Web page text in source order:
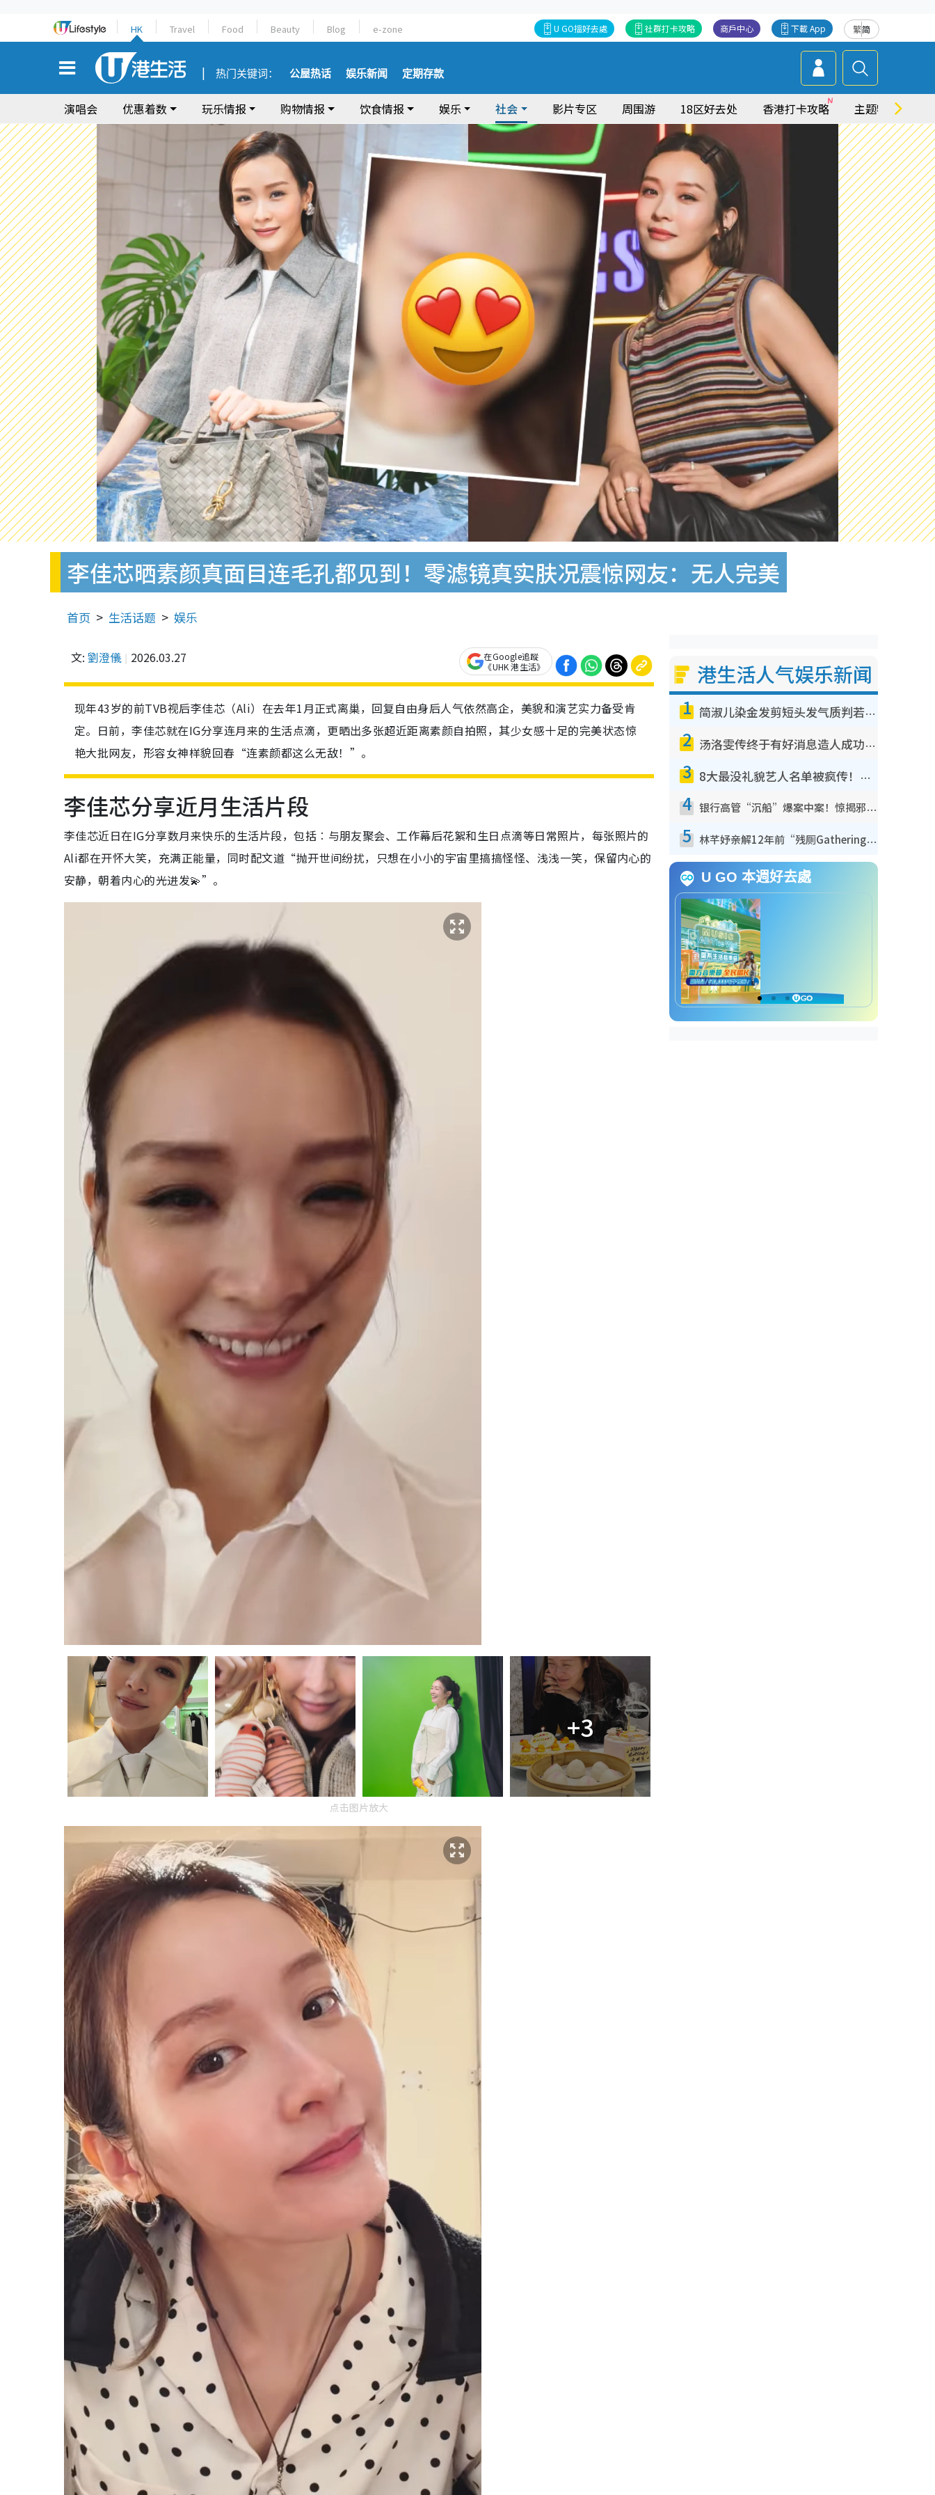
HK Travel Food Beauty Blog e-zone 繁简
下載 App
商戶中心
社群打卡攻略
U GO搵好去處
热门关键词： 公屋热话 娱乐新闻 定期存款
演唱会 优惠着数 玩乐情报 购物情报 饮食情报 娱乐 社会 影片专区 周围游 18区好去处 香港打卡攻略 主题特集
李佳芯晒素颜真面目连毛孔都见到！零滤镜真实肤况震惊网友：无人完美
首页 生活话题 娱乐
文: 劉澄儀 2026.03.27
在Google追蹤
《UHK 港生活》
现年43岁的前TVB视后李佳芯（Ali）在去年1月正式离巢，回复自由身后人气依然高企，美貌和演艺实力备受肯
定。日前，李佳芯就在IG分享连月来的生活点滴，更晒出多张超近距离素颜自拍照，其少女感十足的完美状态惊
艳大批网友，形容女神样貌回春“连素颜都这么无敌！”。
李佳芯分享近月生活片段
李佳芯近日在IG分享数月来快乐的生活片段，包括︰与朋友聚会、工作幕后花絮和生日点滴等日常照片，每张照片的
Ali都在开怀大笑，充满正能量，同时配文道“抛开世间纷扰，只想在小小的宇宙里搞搞怪怪、浅浅一笑，保留内心的
安静，朝着内心的光进发💫”。
+3
点击图片放大
港生活人气娱乐新闻
1 简淑儿染金发剪短头发气质判若两人！吓坏老公麦大力都认不出：“你做什么？”
2 汤洛雯传终于有好消息造人成功！两大细节曝孕味极浓引猜测：大肚婆先会咁！
3 8大最没礼貌艺人名单被疯传！网友揭发明星真面目，一致数落这一位是无品天花板？
4 银行高管“沉船”爆案中案！惊揭邪教洗脑操控卖淫被吞600万，幕后黑手讲多错多
5 林芊妤亲解12年前“残厕Gathering”真相！高层解约一句话重创尊严，至今拒返TVB
U GO 本週好去處